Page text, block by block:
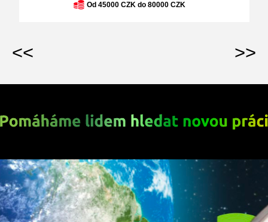
Od 45000 CZK do 80000 CZK
<< >>